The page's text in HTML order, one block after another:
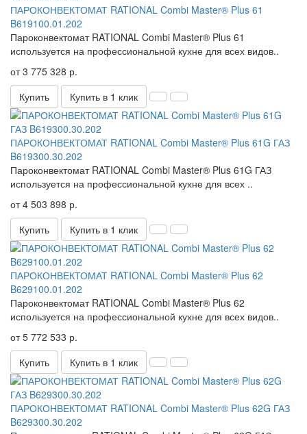
ПАРОКОНВЕКТОМАТ RATIONAL Combi Master® Plus 61
B619100.01.202
Пароконвектомат RATIONAL Combi Master® Plus 61
используется на профессиональной кухне для всех видов..
от 3 775 328 р.
Купить
Купить в 1 клик
ПАРОКОНВЕКТОМАТ RATIONAL Combi Master® Plus 61G ГАЗ
B619300.30.202
Пароконвектомат RATIONAL Combi Master® Plus 61G ГАЗ
используется на профессиональной кухне для всех ..
от 4 503 898 р.
Купить
Купить в 1 клик
ПАРОКОНВЕКТОМАТ RATIONAL Combi Master® Plus 62
B629100.01.202
Пароконвектомат RATIONAL Combi Master® Plus 62
используется на профессиональной кухне для всех видов..
от 5 772 533 р.
Купить
Купить в 1 клик
ПАРОКОНВЕКТОМАТ RATIONAL Combi Master® Plus 62G ГАЗ
B629300.30.202